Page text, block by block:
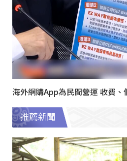
海外網購App為民間營運 收費、
推薦新聞